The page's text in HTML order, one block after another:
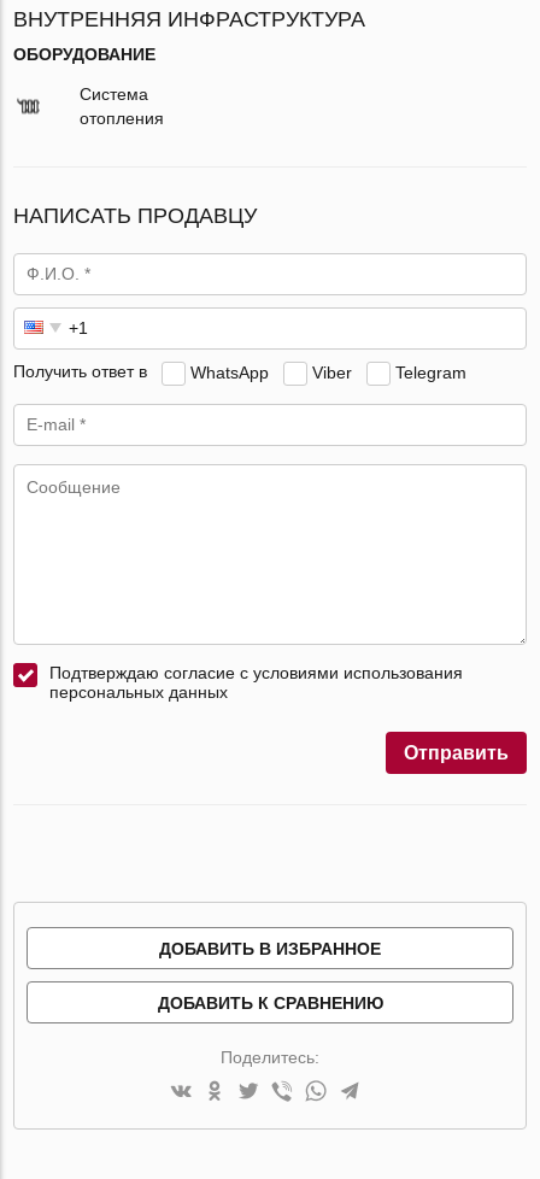
ВНУТРЕННЯЯ ИНФРАСТРУКТУРА
ОБОРУДОВАНИЕ
Система
отопления
НАПИСАТЬ ПРОДАВЦУ
Получить ответ в WhatsApp Viber Telegram
Подтверждаю согласие с условиями использования
персональных данных
Отправить
ДОБАВИТЬ В ИЗБРАННОЕ
ДОБАВИТЬ К СРАВНЕНИЮ
Поделитесь: